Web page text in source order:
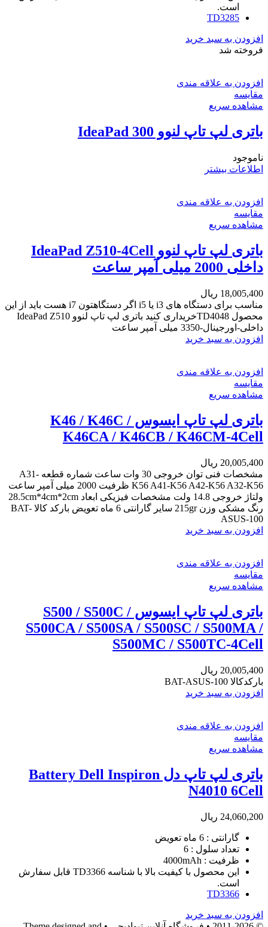
است.
TD3285
افزودن به سبد خرید
فروخته شد
افزودن به علاقه مندی
مقایسه
مشاهده سریع
باتری لپ تاپ لنوو IdeaPad 300
ناموجود
اطلاعات بیشتر
افزودن به علاقه مندی
مقایسه
مشاهده سریع
باتری لپ تاپ لنوو IdeaPad Z510-4Cell
داخلی 2000 میلی آمپر ساعت
18,005,400 ریال
مناسب برای دستگاه های i3 یا i5 اگر دستگاهتون i7 هست باید از این
محصول TD4048خریداری کنید باتری لپ تاپ لنوو IdeaPad Z510
داخلی-اورجینال-3350 میلی آمپر ساعت
افزودن به سبد خرید
افزودن به علاقه مندی
مقایسه
مشاهده سریع
باتری لپ تاپ ایسوس K46 / K46C /
K46CA / K46CB / K46CM-4Cell
20,005,400 ریال
مشخصات فنی توان خروجی 30 وات ساعت شماره قطعه A31-
K56 A41-K56 A42-K56 A32-K56 ظرفیت 2000 میلی آمپر ساعت
ولتاژ خروجی 14.8 ولت مشخصات فیزیکی ابعاد 28.5cm*4cm*2cm
رنگ مشکی وزن 215gr سایر گارانتی 6 ماه تعویض بارکد کالا BAT-
ASUS-100
افزودن به سبد خرید
افزودن به علاقه مندی
مقایسه
مشاهده سریع
باتری لپ تاپ ایسوس S500 / S500C /
S500CA / S500SA / S500SC / S500MA /
S500MC / S500TC-4Cell
20,005,400 ریال
بارکدکالا BAT-ASUS-100
افزودن به سبد خرید
افزودن به علاقه مندی
مقایسه
مشاهده سریع
باتری لپ تاپ دل Battery Dell Inspiron
N4010 6Cell
24,060,200 ریال
گارانتی : 6 ماه تعویض
تعداد سلول : 6
ظرفیت : 4000mAh
این محصول با کیفیت بالا با شناسه TD3366 قابل سفارش
است.
TD3366
افزودن به سبد خرید